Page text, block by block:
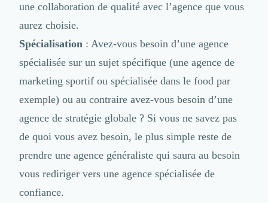
une collaboration de qualité avec l’agence que vous
aurez choisie.
Spécialisation: Avez-vous besoin d’une agence
spécialisée sur un sujet spécifique (une agence de
marketing sportif ou spécialisée dans le food par
exemple) ou au contraire avez-vous besoin d’une
agence de stratégie globale ? Si vous ne savez pas
de quoi vous avez besoin, le plus simple reste de
prendre une agence généraliste qui saura au besoin
vous rediriger vers une agence spécialisée de
confiance.